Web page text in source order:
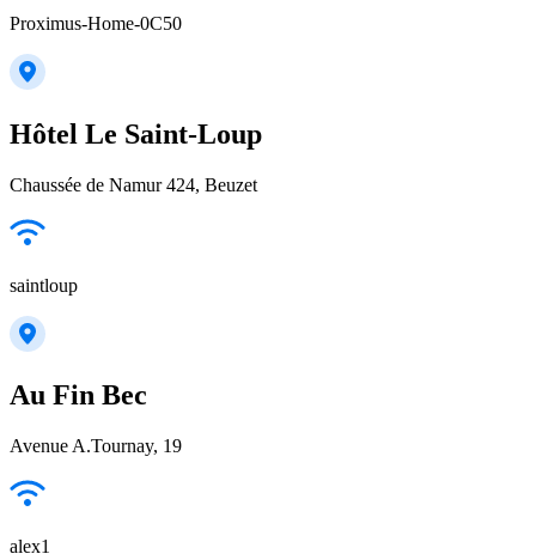
Proximus-Home-0C50
Hôtel Le Saint-Loup
Chaussée de Namur 424, Beuzet
saintloup
Au Fin Bec
Avenue A.Tournay, 19
alex1